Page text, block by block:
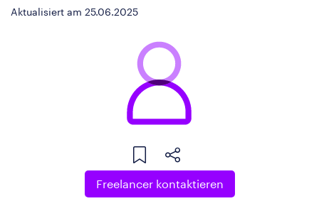
Aktualisiert am 25.06.2025
Freelancer kontaktieren